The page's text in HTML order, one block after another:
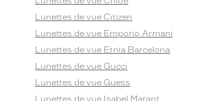
Lunettes de vue Citizen
Lunettes de vue Emporio Armani
Lunettes de vue Etnia Barcelona
Lunettes de vue Gucci
Lunettes de vue Guess
Lunettes de vue Isabel Marant